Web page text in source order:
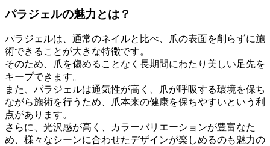
パラジェルの魅力とは？
パラジェルは、通常のネイルと比べ、爪の表面を削らずに施
術できることが大きな特徴です。
そのため、爪を傷めることなく長期間にわたり美しい足先を
キープできます。
また、パラジェルは通気性が高く、爪が呼吸する環境を保ち
ながら施術を行うため、爪本来の健康を保ちやすいという利
点があります。
さらに、光沢感が高く、カラーバリエーションが豊富なた
め、様々なシーンに合わせたデザインが楽しめるのも魅力の